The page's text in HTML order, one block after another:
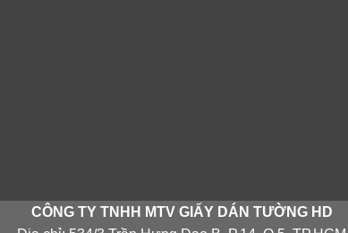
CÔNG TY TNHH MTV GIẤY DÁN TƯỜNG HD